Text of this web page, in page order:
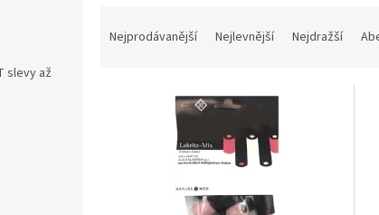
slevy až
Nejprodávanější Nejlevnější Nejdražší